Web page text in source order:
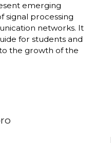
emerging
signal processing
networks. It
for students and
the growth of the